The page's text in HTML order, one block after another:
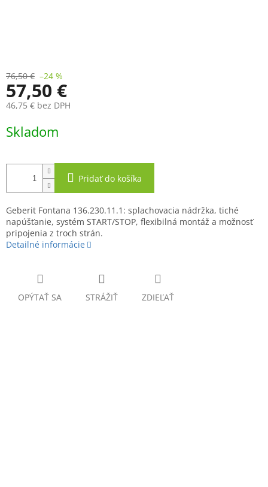
76,50 € –24 %
57,50 €
46,75 € bez DPH
cena:
Skladom
Pridať do košíka
Geberit Fontana 136.230.11.1: splachovacia nádržka, tiché
napúšťanie, systém START/STOP, flexibilná montáž a možnosť
pripojenia z troch strán.
Detailné informácie
OPÝTAŤ SA STRÁŽIŤ ZDIEĽAŤ